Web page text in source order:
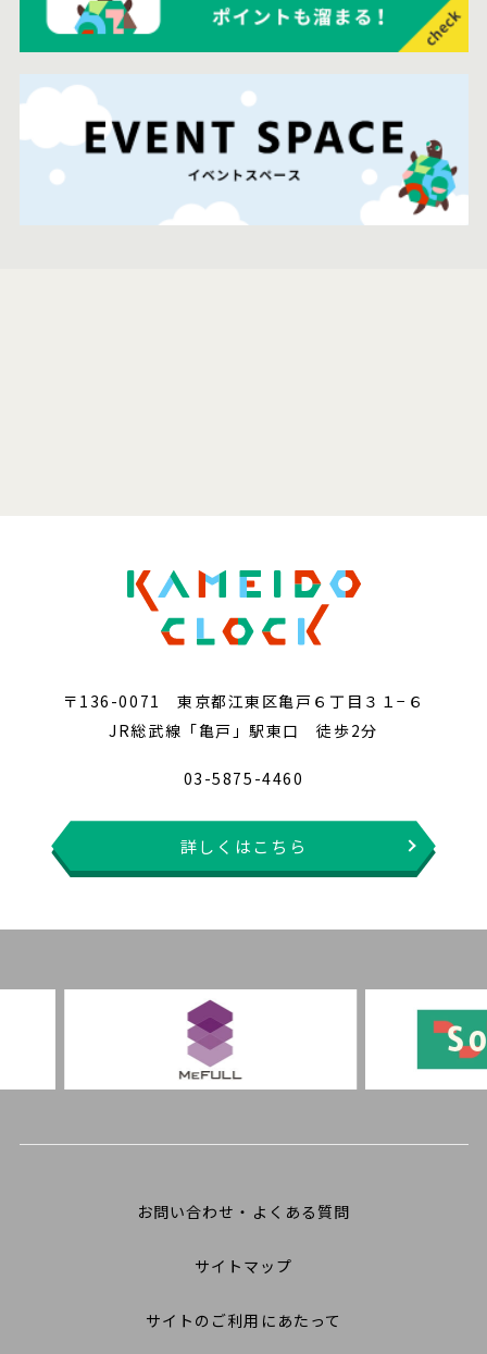
〒136-0071 東京都江東区亀戸６丁目３１−６
JR総武線「亀戸」駅東口 徒歩2分
03-5875-4460
詳しくはこちら
お問い合わせ・よくある質問
サイトマップ
サイトのご利用にあたって